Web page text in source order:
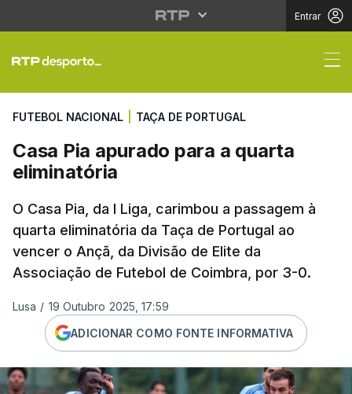
Entrar
Casa Pia apurado
FUTEBOL NACIONAL TAÇA DE PORTUGAL
Casa Pia apurado para a quarta
eliminatória
O Casa Pia, da I Liga, carimbou a passagem à
quarta eliminatória da Taça de Portugal ao
vencer o Ançã, da Divisão de Elite da
Associação de Futebol de Coimbra, por 3-0.
Lusa / 19 Outubro 2025, 17:59
ADICIONAR COMO FONTE INFORMATIVA